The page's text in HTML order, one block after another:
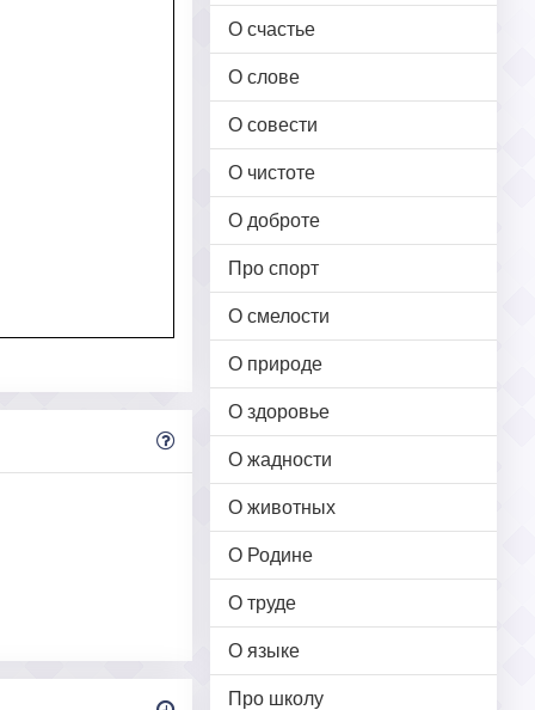
О счастье
О слове
О совести
О чистоте
О доброте
Про спорт
О смелости
О природе
О здоровье
О жадности
О животных
О Родине
О труде
О языке
Про школу